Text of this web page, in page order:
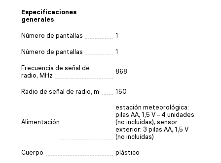
Especificaciones
generales
Número de pantallas 1
Número de pantallas 1
Frecuencia de señal de
radio, MHz
868
Radio de señal de radio, m 150
Alimentación
estación meteorológica:
pilas AA, 1,5 V – 4 unidades
(no incluidas), sensor
exterior: 3 pilas AA, 1,5 V
(no incluidas)
Cuerpo plástico